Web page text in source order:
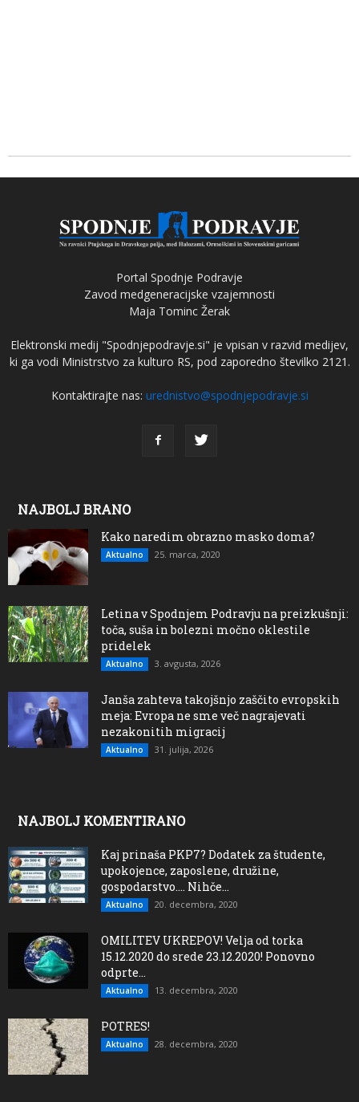
Portal Spodnje Podravje
Zavod medgeneracijske vzajemnosti
Maja Tominc Žerak
Elektronski medij "Spodnjepodravje.si" je vpisan v razvid medijev,
ki ga vodi Ministrstvo za kulturo RS, pod zaporedno številko 2121.
Kontaktirajte nas: urednistvo@spodnjepodravje.si
NAJBOLJ BRANO
Kako naredim obrazno masko doma?
Aktualno 25. marca, 2020
Letina v Spodnjem Podravju na preizkušnji:
toča, suša in bolezni močno oklestile
pridelek
Aktualno 3. avgusta, 2026
Janša zahteva takojšnjo zaščito evropskih
meja: Evropa ne sme več nagrajevati
nezakonitih migracij
Aktualno 31. julija, 2026
NAJBOLJ KOMENTIRANO
Kaj prinaša PKP7? Dodatek za študente,
upokojence, zaposlene, družine,
gospodarstvo…. Nihče...
Aktualno 20. decembra, 2020
OMILITEV UKREPOV! Velja od torka
15.12.2020 do srede 23.12.2020! Ponovno
odprte...
Aktualno 13. decembra, 2020
POTRES!
Aktualno 28. decembra, 2020